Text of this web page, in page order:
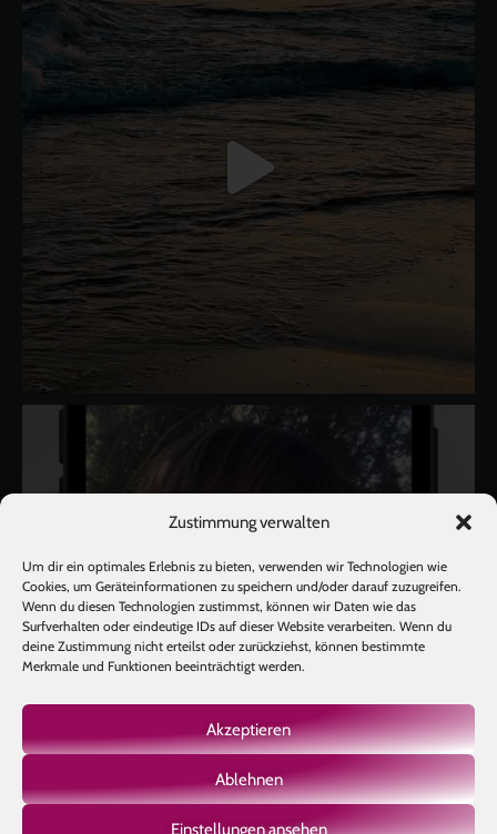
Zustimmung verwalten
Um dir ein optimales Erlebnis zu bieten, verwenden wir Technologien wie
Cookies, um Geräteinformationen zu speichern und/oder darauf zuzugreifen.
Wenn du diesen Technologien zustimmst, können wir Daten wie das
Surfverhalten oder eindeutige IDs auf dieser Website verarbeiten. Wenn du
deine Zustimmung nicht erteilst oder zurückziehst, können bestimmte
Merkmale und Funktionen beeinträchtigt werden.
Akzeptieren
Ablehnen
Einstellungen ansehen